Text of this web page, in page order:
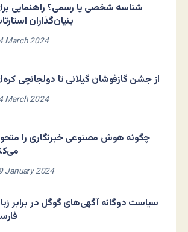
شناسه شخصی یا رسمی؟ راهنمایی
بنیان‌گذاران
March 2024
از جشن گازفوشان گیلانی تا دولجانچی
March 2024
چگونه هوش مصنوعی خبرنگاری را
January 2024
سیاست دوگانه آگهی‌های گوگل در برابر